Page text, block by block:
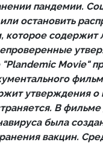
пандемии.
остановить
которое
Movie"
утверждения о
В
была
вакцин.